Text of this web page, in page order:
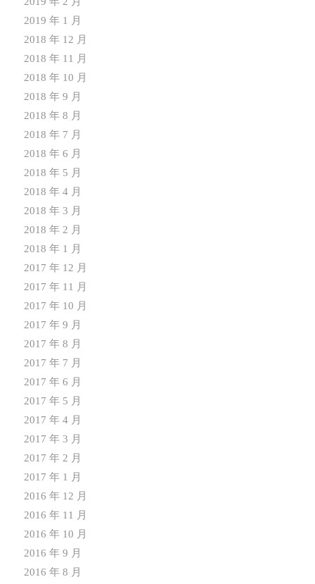
2019 年 1 月
2018 年 12 月
2018 年 11 月
2018 年 10 月
2018 年 9 月
2018 年 8 月
2018 年 7 月
2018 年 6 月
2018 年 5 月
2018 年 4 月
2018 年 3 月
2018 年 2 月
2018 年 1 月
2017 年 12 月
2017 年 11 月
2017 年 10 月
2017 年 9 月
2017 年 8 月
2017 年 7 月
2017 年 6 月
2017 年 5 月
2017 年 4 月
2017 年 3 月
2017 年 2 月
2017 年 1 月
2016 年 12 月
2016 年 11 月
2016 年 10 月
2016 年 9 月
2016 年 8 月